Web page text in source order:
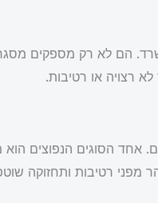
הם לא רק מספקים
רצויה או רטיבות.
אחד הסוגים הנפוצים
רטיבות ותחזוקה